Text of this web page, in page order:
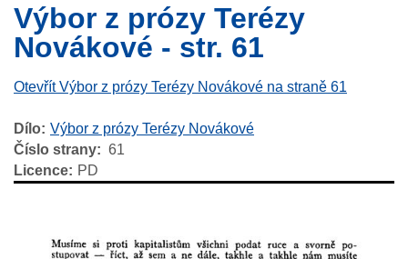
Výbor z prózy Terézy
Novákové - str. 61
Otevřít Výbor z prózy Terézy Novákové na straně 61
Dílo Výbor z prózy Terézy Novákové
Číslo strany
61
Licence
PD